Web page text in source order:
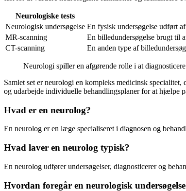
Neurologiske tests
Neurologisk undersøgelse En fysisk undersøgelse udført
MR-scanning
En billedundersøgelse brugt til
CT-scanning
En anden type af
Neurologi spiller en afgørende rolle i at
Samlet set er neurologi en kompleks medicinsk
og udarbejde individuelle behandlingsplaner for at hjælpe
Hvad er en neurolog?
En neurolog er en læge specialiseret i diagnosen og
Hvad laver en neurolog typisk?
En neurolog udfører undersøgelser, diagnosticerer og
Hvordan foregår en neurologisk